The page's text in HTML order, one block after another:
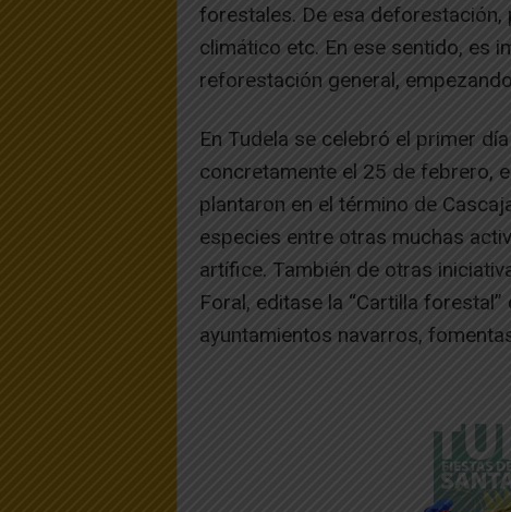
forestales. De esa
climático etc. En ese sentido, es
reforestación general,
En Tudela se celebró el primer
concretamente el 25 de febrero,
plantaron en el término de
especies entre otras muchas
artífice. También de otras
Foral, editase la “Cartilla
ayuntamientos navarros,